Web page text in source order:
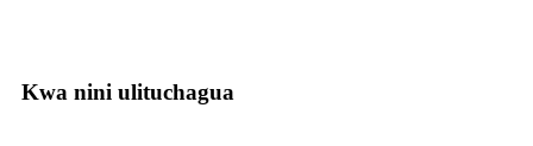
Kwa nini ulituchagua